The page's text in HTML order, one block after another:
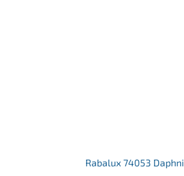
Rabalux 74053 Daphni